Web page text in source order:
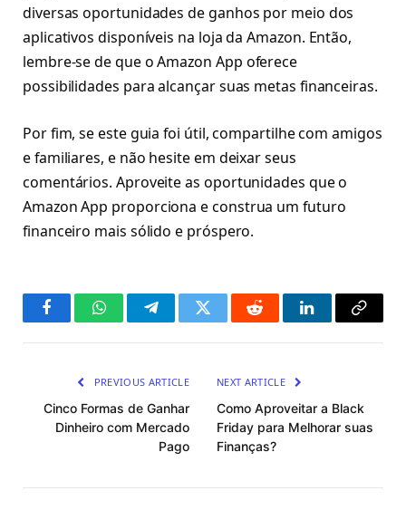
diversas oportunidades de ganhos por meio dos
aplicativos disponíveis na loja da Amazon. Então,
lembre-se de que o Amazon App oferece
possibilidades para alcançar suas metas financeiras.
Por fim, se este guia foi útil, compartilhe com amigos
e familiares, e não hesite em deixar seus
comentários. Aproveite as oportunidades que o
Amazon App proporciona e construa um futuro
financeiro mais sólido e próspero.
FacebookWhatsAppTelegramTwitter Reddit LinkedInCopy
PREVIOUS ARTICLE
Cinco Formas de Ganhar
Dinheiro com Mercado
Pago
NEXT ARTICLE
Como Aproveitar a Black
Friday para Melhorar suas
Finanças?